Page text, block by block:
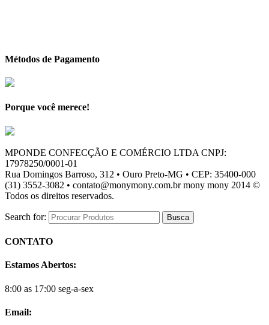
Métodos de Pagamento
Porque você merece!
MPONDE CONFECÇÃO E COMÉRCIO LTDA CNPJ:
17978250/0001-01
Rua Domingos Barroso, 312 • Ouro Preto-MG • CEP: 35400-000
(31) 3552-3082 • contato@monymony.com.br mony mony 2014 ©
Todos os direitos reservados.
Search for:
CONTATO
Estamos Abertos:
8:00 as 17:00 seg-a-sex
Email: